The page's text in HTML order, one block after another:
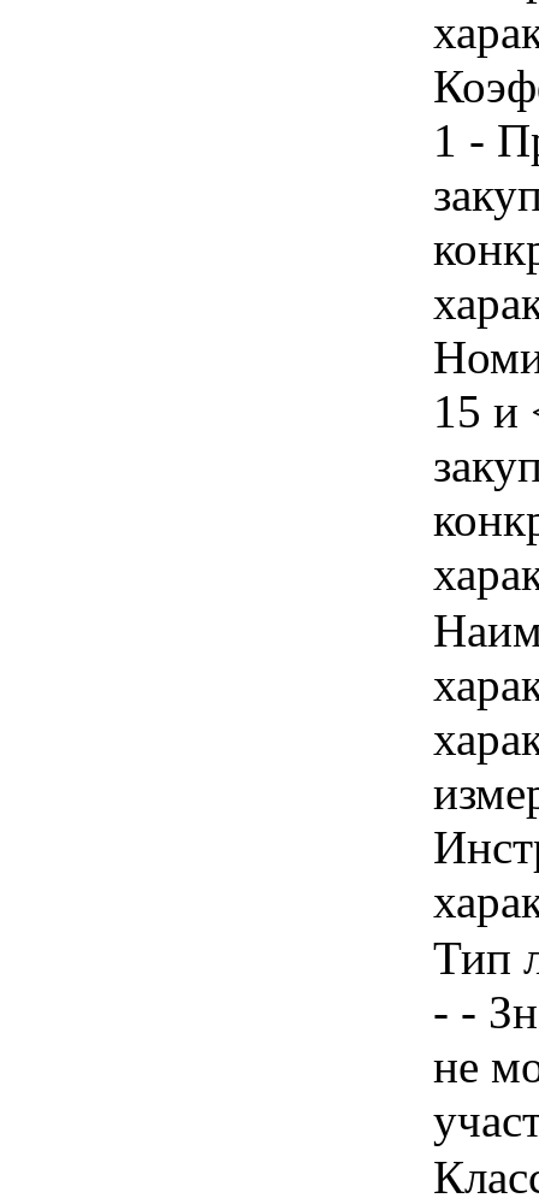
1 -
15 и
Тип
- -
не